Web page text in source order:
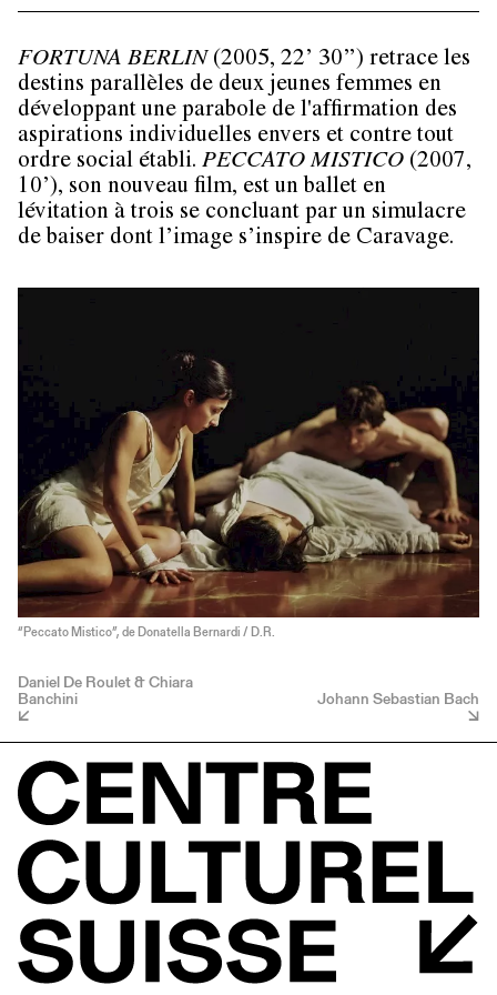
FORTUNA BERLIN (2005, 22’ 30’’) retrace les
destins parallèles de deux jeunes femmes en
développant une parabole de l'affirmation des
aspirations individuelles envers et contre tout
ordre social établi. PECCATO MISTICO (2007,
10’), son nouveau film, est un ballet en
lévitation à trois se concluant par un simulacre
de baiser dont l’image s’inspire de Caravage.
“Peccato Mistico”, de Donatella Bernardi / D.R.
Daniel De Roulet & Chiara
Banchini Johann Sebastian Bach